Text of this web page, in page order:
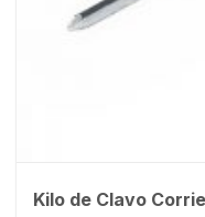
Kilo de Clavo